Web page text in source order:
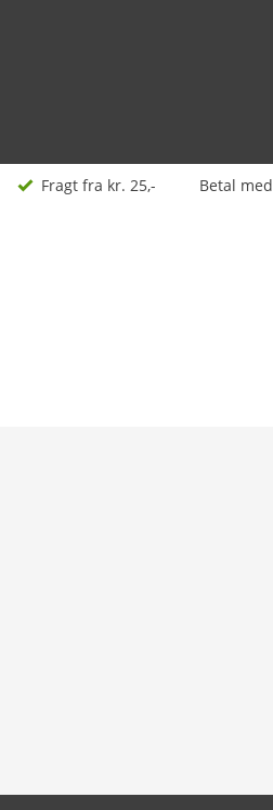
Fragt fra kr. 25,- Betal med